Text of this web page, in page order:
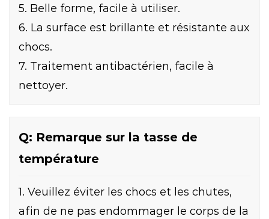
5. Belle forme, facile à utiliser.
6. La surface est brillante et résistante aux
chocs.
7. Traitement antibactérien, facile à
nettoyer.
Q: Remarque sur la tasse de
température
1. Veuillez éviter les chocs et les chutes,
afin de ne pas endommager le corps de la